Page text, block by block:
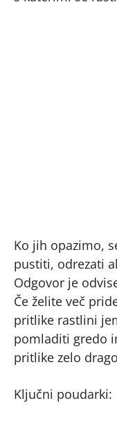
Ko jih opazimo,
pustiti, odrezati
Odgovor je
Če želite več
pritlike rastlini
pomladiti gredo
pritlike zelo
Ključni poudarki: